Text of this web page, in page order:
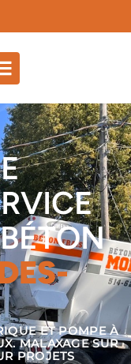
ET POMPE À
MALAXAGE SUR
PROJETS